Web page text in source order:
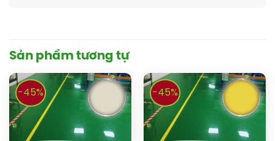
Sản phẩm tương tự
-45% -45%